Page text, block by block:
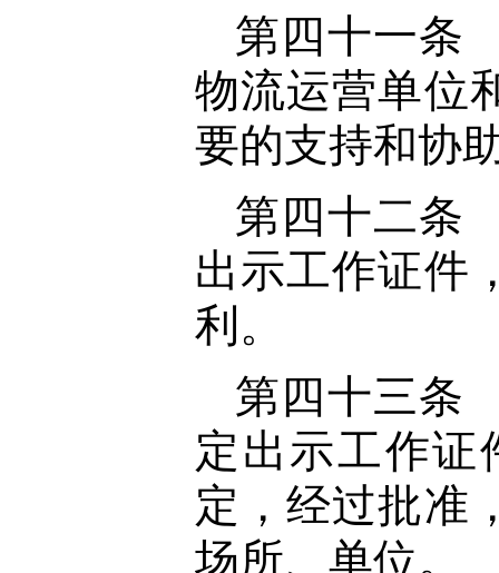
第四十一条
物流运营单位
要的支持和协
第四十二条
出示工作证件
利。
第四十三条
定出示工作证
定，经过批准
场所、单位。